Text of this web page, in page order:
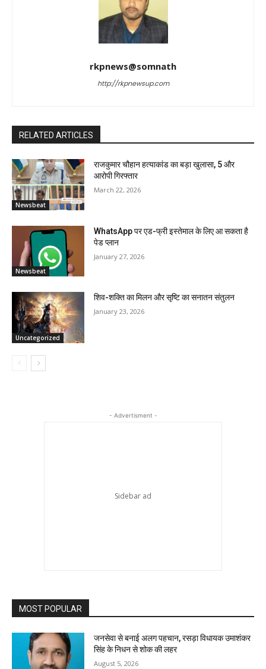
rkpnews@somnath
http://rkpnewsup.com
RELATED ARTICLES
Newsbeat
राजकुमार चौहान हत्याकांड का बड़ा खुलासा, 5 और
आरोपी गिरफ्तार
March 22, 2026
Newsbeat
WhatsApp पर एड-फ्री इस्तेमाल के लिए आ सकता है
पेड प्लान
January 27, 2026
Uncategorized
शिव-शक्ति का मिलन और सृष्टि का सनातन संतुलन
January 23, 2026
- Advertisment -
MOST POPULAR
जनसेवा से बनाई अलग पहचान, रसड़ा विधायक उमाशंकर
सिंह के निधन से शोक की लहर
August 5, 2026